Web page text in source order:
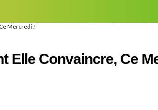
Mercredi !
Elle Convaincre, Ce